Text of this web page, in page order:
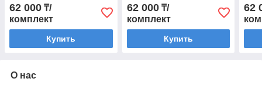
62 000 ₸/
комплект
Купить
62 000₸/
комплект
Купить
62
О нас